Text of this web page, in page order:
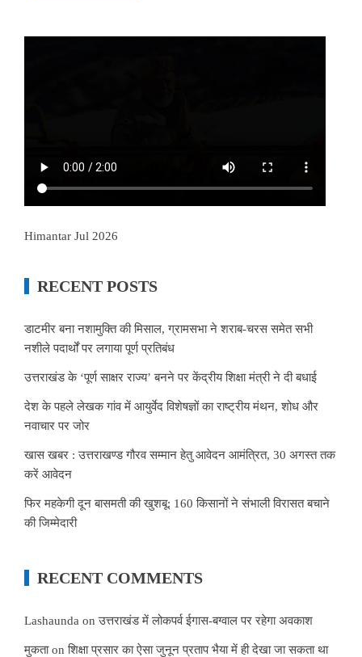
Himantar Jul 2026
RECENT POSTS
डाटमीर बना नशामुक्ति की मिसाल, ग्रामसभा ने शराब-चरस समेत सभी
नशीले पदार्थों पर लगाया पूर्ण प्रतिबंध
उत्तराखंड के ‘पूर्ण साक्षर राज्य’ बनने पर केंद्रीय शिक्षा मंत्री ने दी बधाई
देश के पहले लेखक गांव में आयुर्वेद विशेषज्ञों का राष्ट्रीय मंथन, शोध और
नवाचार पर जोर
खास खबर : उत्तराखण्ड गौरव सम्मान हेतु आवेदन आमंत्रित, 30 अगस्त तक
करें आवेदन
फिर महकेगी दून बासमती की खुशबू: 160 किसानों ने संभाली विरासत बचाने
की जिम्मेदारी
RECENT COMMENTS
Lashaunda onउत्तराखंड में लोकपर्व ईगास-बग्वाल पर रहेगा अवकाश
मुकताonशिक्षा प्रसार का ऐसा जुनून प्रताप भैया में ही देखा जा सकता था